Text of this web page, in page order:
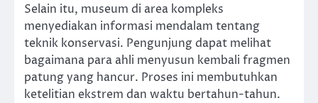
Selain itu, museum di area kompleks
menyediakan informasi mendalam tentang
teknik konservasi. Pengunjung dapat melihat
bagaimana para ahli menyusun kembali fragmen
patung yang hancur. Proses ini membutuhkan
ketelitian ekstrem dan waktu bertahun-tahun.